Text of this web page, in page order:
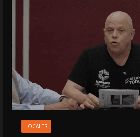
LOCALES